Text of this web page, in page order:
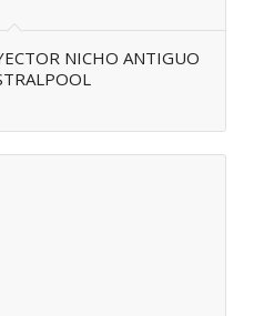
NICHO ANTIGUO